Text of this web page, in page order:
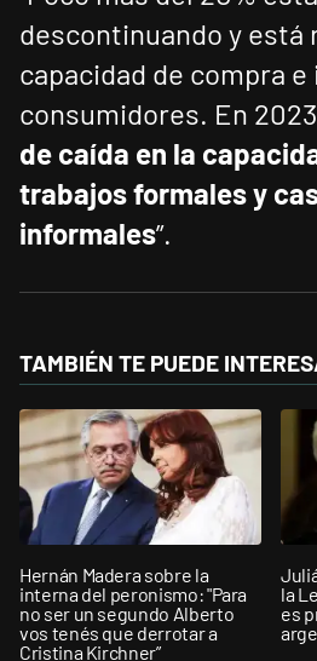
descontinuando y está
capacidad de compra
consumidores. En
de caída en la
trabajos formales y
informales”.
TAMBIÉN TE PUEDE
Hernán Madera sobre la
interna del peronismo: "Para
no ser un segundo Alberto
vos tenés que derrotar a
Cristina Kirchner”
la
es